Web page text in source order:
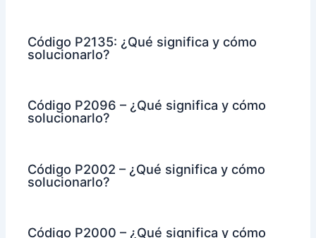
Código P2135: ¿Qué significa y cómo
solucionarlo?
Código P2096 – ¿Qué significa y cómo
solucionarlo?
Código P2002 – ¿Qué significa y cómo
solucionarlo?
Código P2000 – ¿Qué significa y cómo